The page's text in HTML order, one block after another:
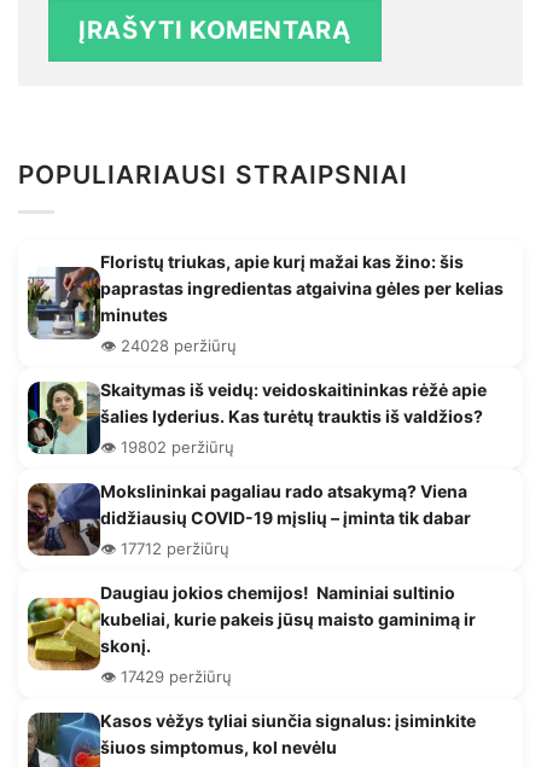
POPULIARIAUSI STRAIPSNIAI
Floristų triukas, apie kurį mažai kas žino: šis
paprastas ingredientas atgaivina gėles per kelias
minutes
👁️ 24028 peržiūrų
Skaitymas iš veidų: veidoskaitininkas rėžė apie
šalies lyderius. Kas turėtų trauktis iš valdžios?
👁️ 19802 peržiūrų
Mokslininkai pagaliau rado atsakymą? Viena
didžiausių COVID-19 mįslių – įminta tik dabar
👁️ 17712 peržiūrų
Daugiau jokios chemijos! Naminiai sultinio
kubeliai, kurie pakeis jūsų maisto gaminimą ir
skonį.
👁️ 17429 peržiūrų
Kasos vėžys tyliai siunčia signalus: įsiminkite
šiuos simptomus, kol nevėlu